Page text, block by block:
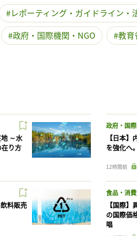
レポーティング・ガイドライン・
政府・国際機関・NGO 教育
～水
り方
政府・国
【日本
を強化へ
12時間前
料販売
食品・消
【国際
の国際価
唱